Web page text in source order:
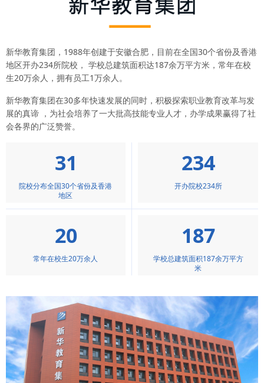
新华教育集团，1988年创建于安徽合肥，目前在全国30个省份及香港
地区开办234所院校， 学校总建筑面积达187余万平方米，常年在校
生20万余人，拥有员工1万余人。
新华教育集团在30多年快速发展的同时，积极探索职业教育改革与发
展的真谛 ，为社会培养了一大批高技能专业人才，办学成果赢得了社
会各界的广泛赞誉。
31
院校分布全国30个省份及香港
地区
234
开办院校234所
20
常年在校生20万余人
187
学校总建筑面积187余万平方
米